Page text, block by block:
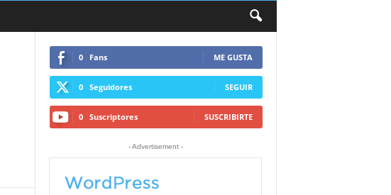
0 Fans ME GUSTA
0 Seguidores SEGUIR
0 Suscriptores SUSCRIBIRTE
- Advertisement -